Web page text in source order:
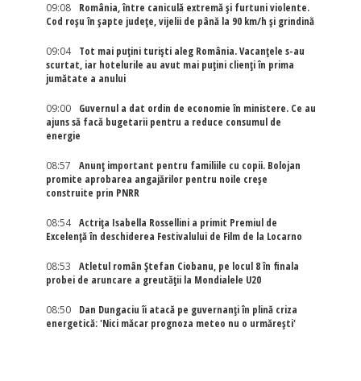
09:08
România, între caniculă extremă și furtuni violente.
Cod roșu în șapte județe, vijelii de până la 90 km/h și grindină
09:04
Tot mai puțini turiști aleg România. Vacanțele s-au
scurtat, iar hotelurile au avut mai puțini clienți în prima
jumătate a anului
09:00
Guvernul a dat ordin de economie în ministere. Ce au
ajuns să facă bugetarii pentru a reduce consumul de
energie
08:57
Anunț important pentru familiile cu copii. Bolojan
promite aprobarea angajărilor pentru noile creșe
construite prin PNRR
08:54
Actriţa Isabella Rossellini a primit Premiul de
Excelenţă în deschiderea Festivalului de Film de la Locarno
08:53
Atletul român Ștefan Ciobanu, pe locul 8 în finala
probei de aruncare a greutății la Mondialele U20
08:50
Dan Dungaciu îi atacă pe guvernanți în plină criza
energetică: 'Nici măcar prognoza meteo nu o urmărești'